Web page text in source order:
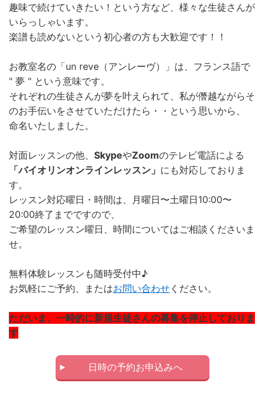
趣味で続けていきたい！という方など、様々な生徒さんが
いらっしゃいます。
楽譜も読めないという初心者の方も大歓迎です！！
お教室名の「un reve（アンレーヴ）」は、フランス語で
" 夢 " という意味です。
それぞれの生徒さんが夢を叶えられて、私が僭越ながらそ
のお手伝いをさせていただけたら・・という思いから、
命名いたしました。
対面レッスンの他、 SkypeやZoomのテレビ電話による
「バイオリンオンラインレッスン」 にも対応しておりま
す。
レッスン対応曜日・時間は、月曜日〜土曜日10:00〜
20:00終了までですので、
ご希望のレッスン曜日、時間についてはご相談くださいま
せ。
無料体験レッスンも随時受付中♪
お気軽にご予約、またはお問い合わせ ください。
ただいま、一時的に新規生徒さんの募集を停止しておりま
す
日時の予約お申込みへ